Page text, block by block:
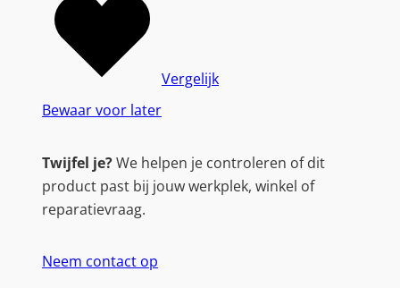
Bewaar voor later
Vergelijk
Twijfel je?We helpen je controleren of dit
product past bij jouw werkplek, winkel of
reparatievraag.
Neem contact op